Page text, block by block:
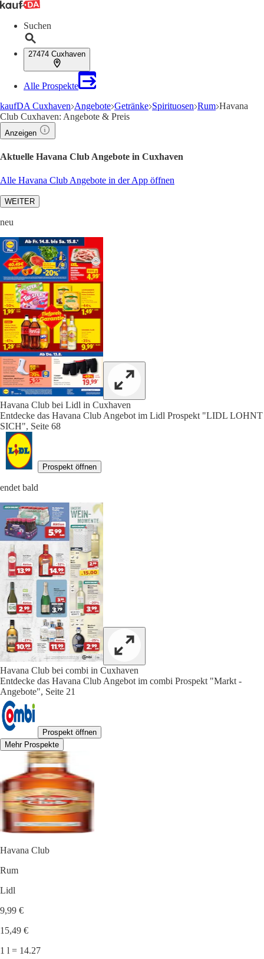
Suchen
27474 Cuxhaven
Alle Prospekte
kaufDA Cuxhaven Angebote Getränke Spirituosen Rum Havana
Club Cuxhaven: Angebote & Preis
Anzeigen
Aktuelle Havana Club Angebote in Cuxhaven
Alle Havana Club Angebote in der App öffnen
WEITER
neu
Havana Club bei Lidl in Cuxhaven
Entdecke das Havana Club Angebot im Lidl Prospekt "LIDL LOHNT
SICH", Seite 68
Prospekt öffnen
endet bald
Havana Club bei combi in Cuxhaven
Entdecke das Havana Club Angebot im combi Prospekt "Markt -
Angebote", Seite 21
Prospekt öffnen
Mehr Prospekte
Havana Club
Rum
Lidl
9,99 €
15,49 €
1 l = 14.27